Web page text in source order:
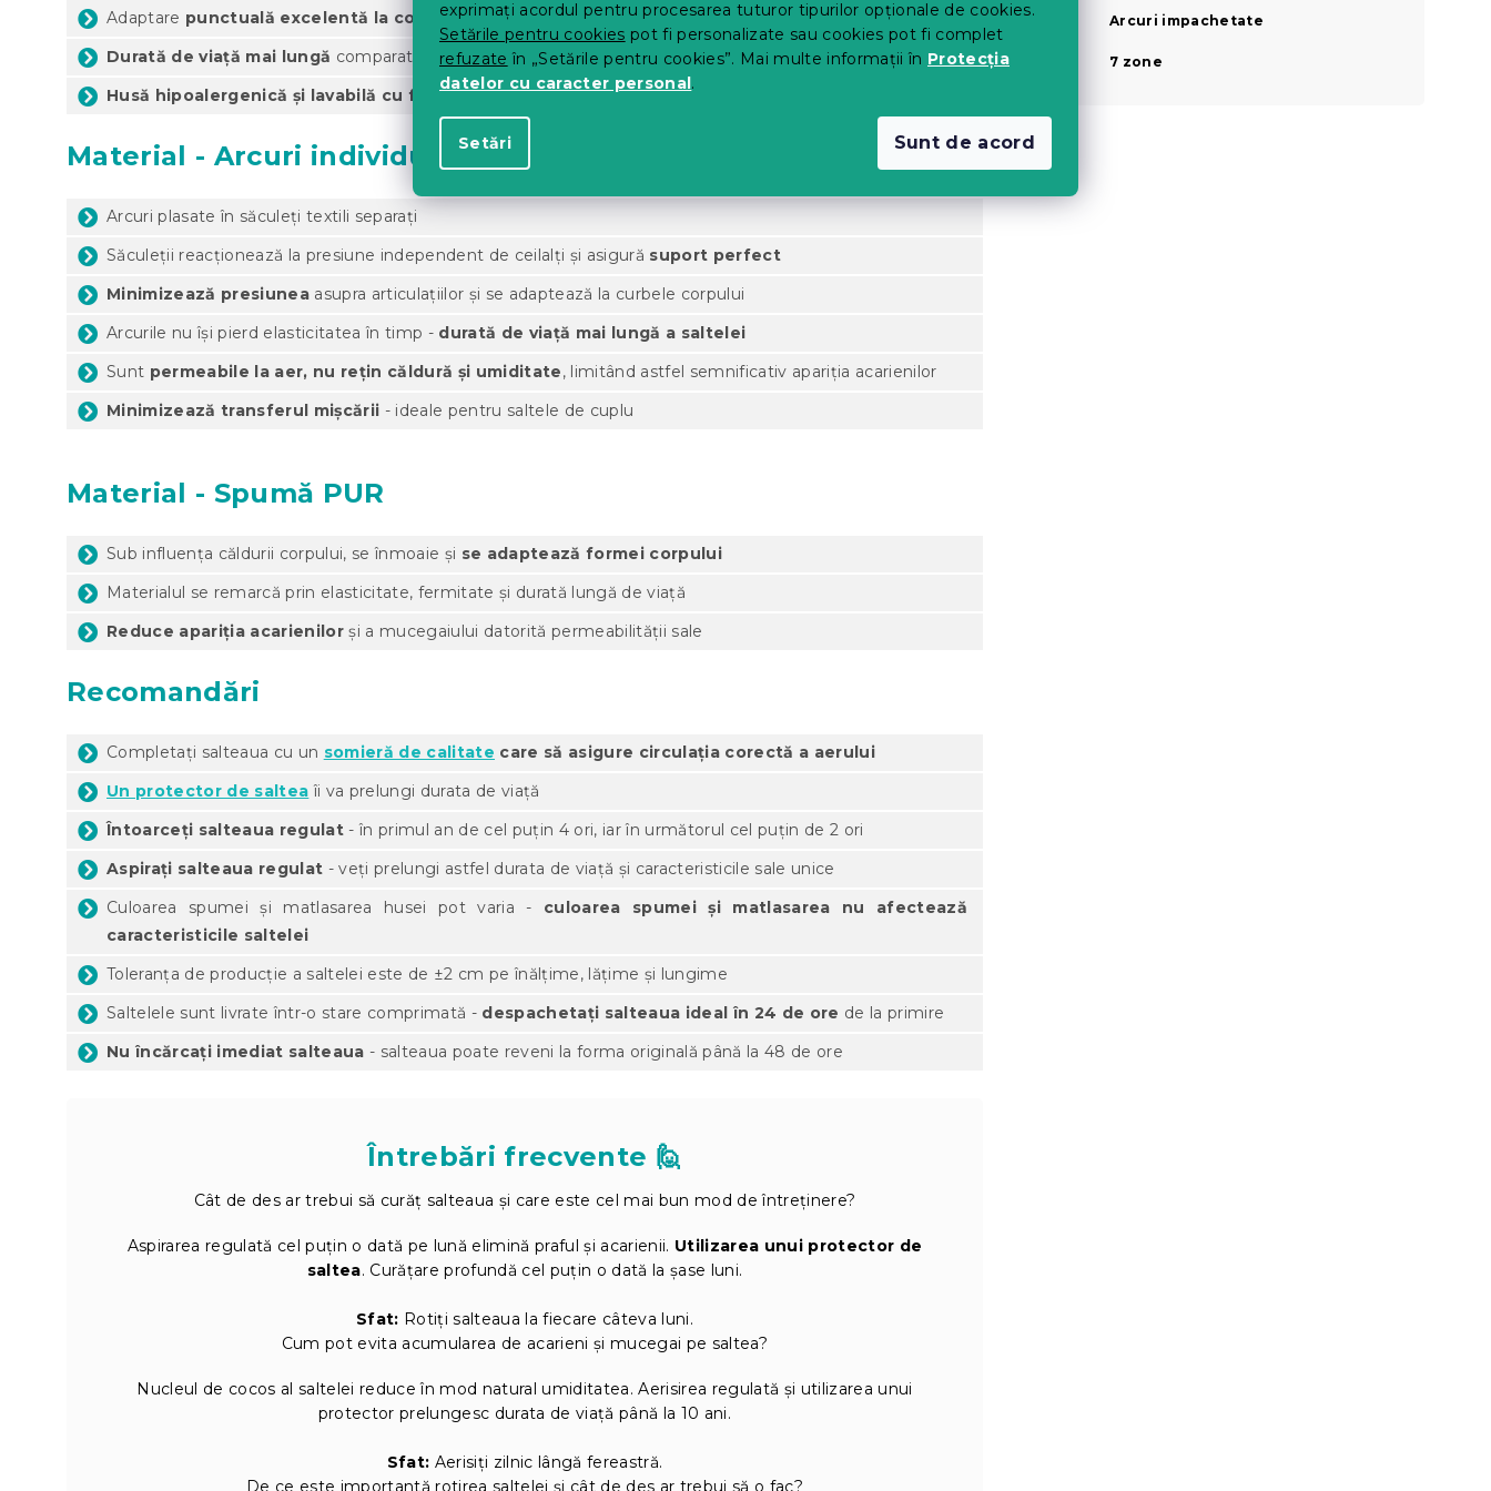
exprimați acordul pentru procesarea tuturor tipurilor opționale de cookies.
Setările pentru cookies pot fi personalizate sau cookies pot fi complet
refuzate în „Setările pentru cookies”. Mai multe informații în Protecția
datelor cu caracter personal.
Setări Sunt de acord
Adaptare punctuală excelentă la corp
datorită tehnologiei cu arcuri individuale
Durată de viață mai lungă comparativ cu saltelele din spumă datorită tehnologiei arcurilor în săculeți
Husă hipoalergenică și lavabilă cu fermoar
Material - Arcuri individuale
Arcuri plasate în săculeți textili separați
Săculeții reacționează la presiune independent de ceilalți și asigură suport perfect
Minimizează presiunea asupra articulațiilor și se adaptează la curbele corpului
Arcurile nu își pierd elasticitatea în timp - durată de viață mai lungă a saltelei
Sunt permeabile la aer, nu rețin căldură și umiditate, limitând astfel semnificativ apariția acarienilor
Minimizează transferul mișcării - ideale pentru saltele de cuplu
Material - Spumă PUR
Sub influența căldurii corpului, se înmoaie și se adaptează formei corpului
Materialul se remarcă prin elasticitate, fermitate și durată lungă de viață
Reduce apariția acarienilor și a mucegaiului datorită permeabilității sale
Recomandări
Completați salteaua cu un somieră de calitate care să asigure circulația corectă a aerului
Un protector de saltea îi va prelungi durata de viață
Întoarceți salteaua regulat - în primul an de cel puțin 4 ori, iar în următorul cel puțin de 2 ori
Aspirați salteaua regulat - veți prelungi astfel durata de viață și caracteristicile sale unice
Culoarea spumei și matlasarea husei pot varia - culoarea spumei și matlasarea nu afectează
caracteristicile saltelei
Toleranța de producție a saltelei este de ±2 cm pe înălțime, lățime și lungime
Saltelele sunt livrate într-o stare comprimată - despachetați salteaua ideal în 24 de ore de la primire
Nu încărcați imediat salteaua - salteaua poate reveni la forma originală până la 48 de ore
Întrebări frecvente 🙋
Cât de des ar trebui să curăț salteaua și care este cel mai bun mod de întreținere?
Aspirarea regulată cel puțin o dată pe lună elimină praful și acarienii. Utilizarea unui protector de
saltea. Curățare profundă cel puțin o dată la șase luni.
Sfat: Rotiți salteaua la fiecare câteva luni.
Cum pot evita acumularea de acarieni și mucegai pe saltea?
Nucleul de cocos al saltelei reduce în mod natural umiditatea. Aerisirea regulată și utilizarea unui
protector prelungesc durata de viață până la 10 ani.
Sfat: Aerisiți zilnic lângă fereastră.
De ce este importantă rotirea saltelei și cât de des ar trebui să o fac?
Tipuri de
arcuri
Arcuri impachetate
Zone
7 zone